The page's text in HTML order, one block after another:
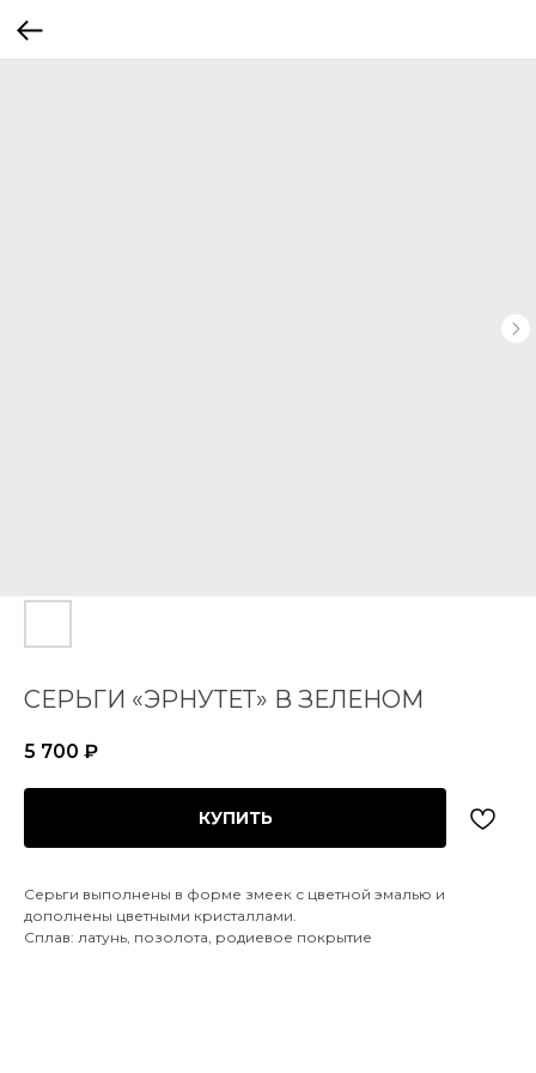
СЕРЬГИ «ЭРНУТЕТ» В ЗЕЛЕНОМ
5 700 ₽
КУПИТЬ
Серьги выполнены в форме змеек с цветной эмалью и
дополнены цветными кристаллами.
Сплав: латунь, позолота, родиевое покрытие